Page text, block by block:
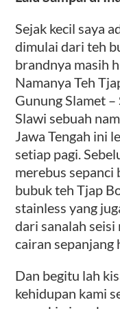
Sejak kecil saya
dimulai dari teh
brandnya masih
Namanya Teh
Gunung Slamet –
Slawi sebuah
Jawa Tengah ini
setiap pagi.
merebus sepanci
bubuk teh Tjap
stainless yang
dari sanalah
cairan sepanjang
Dan begitu lah
kehidupan kami